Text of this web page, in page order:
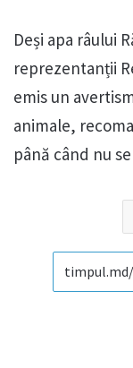
Deși apa râului
reprezentanții
emis un
animale,
până când nu